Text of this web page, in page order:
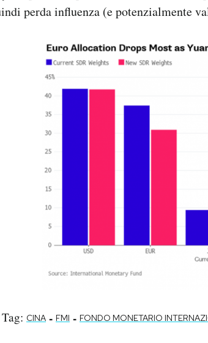
perda influenza (e potenzialmente
Tag: CINA - FMI - FONDO MONETARIO